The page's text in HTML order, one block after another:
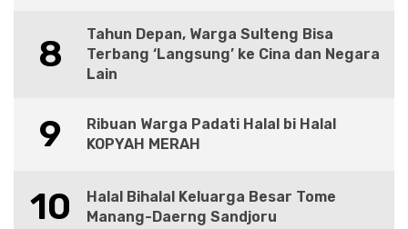
8
Tahun Depan, Warga Sulteng Bisa
Terbang ‘Langsung’ ke Cina dan Negara
Lain
9
Ribuan Warga Padati Halal bi Halal
KOPYAH MERAH
10
Halal Bihalal Keluarga Besar Tome
Manang-Daerng Sandjoru